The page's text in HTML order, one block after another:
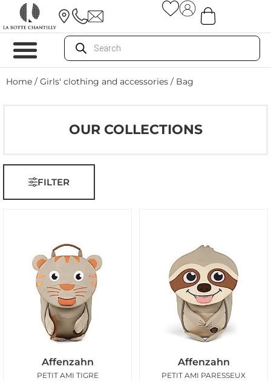
Home / Girls' clothing and accessories / Bag
OUR COLLECTIONS
FILTER
Affenzahn
PETIT AMI TIGRE
Affenzahn
PETIT AMI PARESSEUX